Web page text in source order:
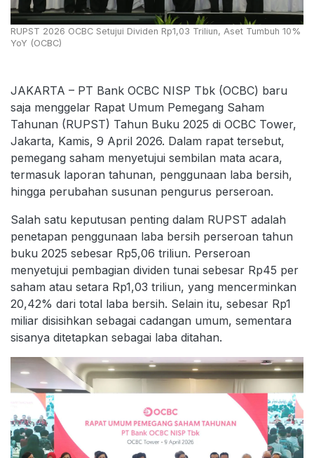
RUPST 2026 OCBC Setujui Dividen Rp1,03 Triliun, Aset Tumbuh 10%
YoY (OCBC)
JAKARTA – PT Bank OCBC NISP Tbk (OCBC) baru
saja menggelar Rapat Umum Pemegang Saham
Tahunan (RUPST) Tahun Buku 2025 di OCBC Tower,
Jakarta, Kamis, 9 April 2026. Dalam rapat tersebut,
pemegang saham menyetujui sembilan mata acara,
termasuk laporan tahunan, penggunaan laba bersih,
hingga perubahan susunan pengurus perseroan.
Salah satu keputusan penting dalam RUPST adalah
penetapan penggunaan laba bersih perseroan tahun
buku 2025 sebesar Rp5,06 triliun. Perseroan
menyetujui pembagian dividen tunai sebesar Rp45 per
saham atau setara Rp1,03 triliun, yang mencerminkan
20,42% dari total laba bersih. Selain itu, sebesar Rp1
miliar disisihkan sebagai cadangan umum, sementara
sisanya ditetapkan sebagai laba ditahan.